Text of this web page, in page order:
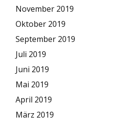
November 2019
Oktober 2019
September 2019
Juli 2019
Juni 2019
Mai 2019
April 2019
März 2019